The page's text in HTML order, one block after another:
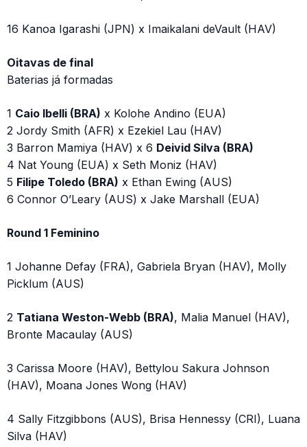
16 Kanoa Igarashi (JPN) x Imaikalani deVault (HAV)
Oitavas de final
Baterias já formadas
1 Caio Ibelli (BRA) x Kolohe Andino (EUA)
2 Jordy Smith (AFR) x Ezekiel Lau (HAV)
3 Barron Mamiya (HAV) x 6 Deivid Silva (BRA)
4 Nat Young (EUA) x Seth Moniz (HAV)
5 Filipe Toledo (BRA) x Ethan Ewing (AUS)
6 Connor O’Leary (AUS) x Jake Marshall (EUA)
Round 1 Feminino
1 Johanne Defay (FRA), Gabriela Bryan (HAV), Molly
Picklum (AUS)
2 Tatiana Weston-Webb (BRA), Malia Manuel (HAV),
Bronte Macaulay (AUS)
3 Carissa Moore (HAV), Bettylou Sakura Johnson
(HAV), Moana Jones Wong (HAV)
4 Sally Fitzgibbons (AUS), Brisa Hennessy (CRI), Luana
Silva (HAV)